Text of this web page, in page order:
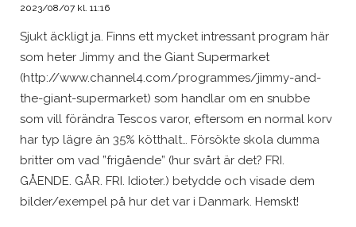
2023/08/07 kl. 11:16
Sjukt äckligt ja. Finns ett mycket intressant program här
som heter Jimmy and the Giant Supermarket
(http://www.channel4.com/programmes/jimmy-and-
the-giant-supermarket) som handlar om en snubbe
som vill förändra Tescos varor, eftersom en normal korv
har typ lägre än 35% kötthalt… Försökte skola dumma
britter om vad ”frigående” (hur svårt är det? FRI.
GÅENDE. GÅR. FRI. Idioter.) betydde och visade dem
bilder/exempel på hur det var i Danmark. Hemskt!